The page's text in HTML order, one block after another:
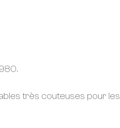
très couteuses pour les